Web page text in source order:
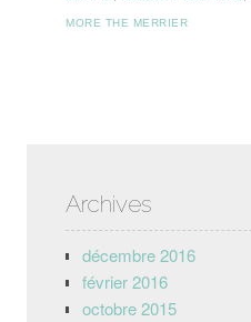
MORE THE MERRIER
Archives
décembre 2016
février 2016
octobre 2015